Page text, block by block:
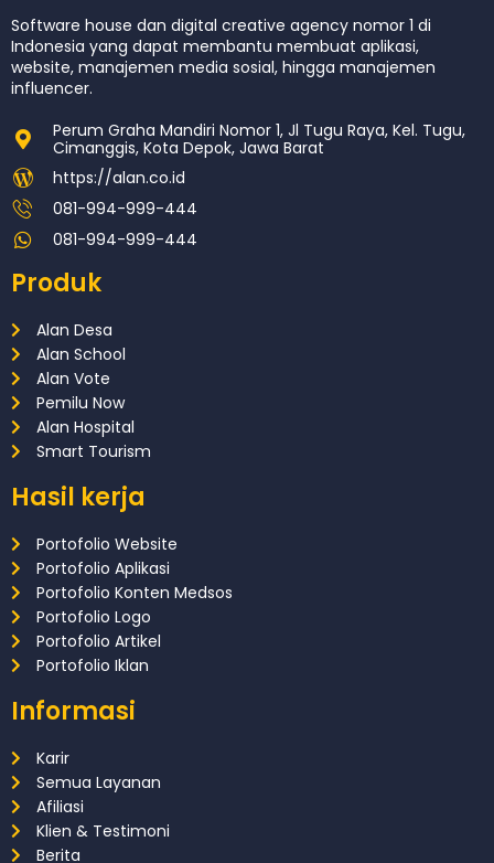
Software house dan digital creative agency nomor 1 di
Indonesia yang dapat membantu membuat aplikasi,
website, manajemen media sosial, hingga manajemen
influencer.
Perum Graha Mandiri Nomor 1, Jl Tugu Raya, Kel. Tugu,
Cimanggis, Kota Depok, Jawa Barat
https://alan.co.id
081-994-999-444
081-994-999-444
Produk
Alan Desa
Alan School
Alan Vote
Pemilu Now
Alan Hospital
Smart Tourism
Hasil kerja
Portofolio Website
Portofolio Aplikasi
Portofolio Konten Medsos
Portofolio Logo
Portofolio Artikel
Portofolio Iklan
Informasi
Karir
Semua Layanan
Afiliasi
Klien & Testimoni
Berita